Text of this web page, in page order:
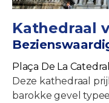
Kathedraal
Plaça De La
Deze kathedraal
barokke gevel